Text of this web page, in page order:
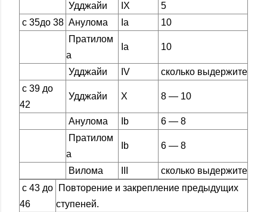
Удджайи
IX
5
с 35до 38 Анулома Iа
10
Пратилом
а
Iа 10
Удджайи IV
сколько выдержите
с 39 до
42
Удджайи X 8 — 10
Анулома Ib
6 — 8
Пратилом
а
Ib 6 — 8
Вилома
сколько выдержите
с 43 до
46
Повторение и закрепление предыдущих
ступеней.